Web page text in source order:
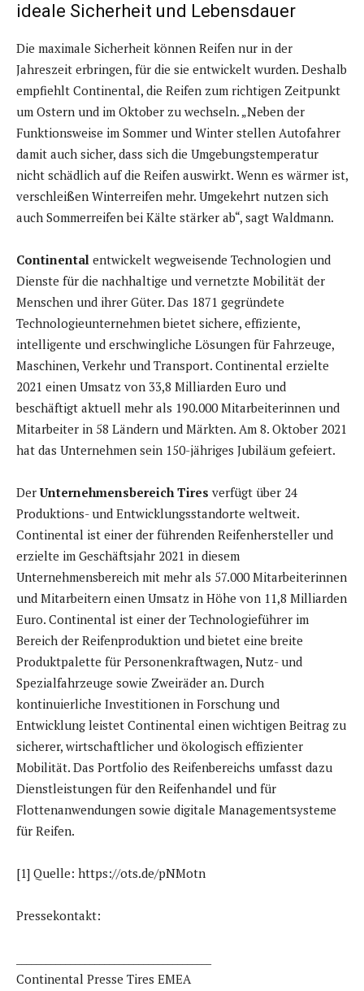
ideale Sicherheit und Lebensdauer
Die maximale Sicherheit können Reifen nur in der
Jahreszeit erbringen, für die sie entwickelt wurden. Deshalb
empfiehlt Continental, die Reifen zum richtigen Zeitpunkt
um Ostern und im Oktober zu wechseln. „Neben der
Funktionsweise im Sommer und Winter stellen Autofahrer
damit auch sicher, dass sich die Umgebungstemperatur
nicht schädlich auf die Reifen auswirkt. Wenn es wärmer ist,
verschleißen Winterreifen mehr. Umgekehrt nutzen sich
auch Sommerreifen bei Kälte stärker ab“, sagt Waldmann.
Continental entwickelt wegweisende Technologien und
Dienste für die nachhaltige und vernetzte Mobilität der
Menschen und ihrer Güter. Das 1871 gegründete
Technologieunternehmen bietet sichere, effiziente,
intelligente und erschwingliche Lösungen für Fahrzeuge,
Maschinen, Verkehr und Transport. Continental erzielte
2021 einen Umsatz von 33,8 Milliarden Euro und
beschäftigt aktuell mehr als 190.000 Mitarbeiterinnen und
Mitarbeiter in 58 Ländern und Märkten. Am 8. Oktober 2021
hat das Unternehmen sein 150-jähriges Jubiläum gefeiert.
DerUnternehmensbereich Tires verfügt über 24
Produktions- und Entwicklungsstandorte weltweit.
Continental ist einer der führenden Reifenhersteller und
erzielte im Geschäftsjahr 2021 in diesem
Unternehmensbereich mit mehr als 57.000 Mitarbeiterinnen
und Mitarbeitern einen Umsatz in Höhe von 11,8 Milliarden
Euro. Continental ist einer der Technologieführer im
Bereich der Reifenproduktion und bietet eine breite
Produktpalette für Personenkraftwagen, Nutz- und
Spezialfahrzeuge sowie Zweiräder an. Durch
kontinuierliche Investitionen in Forschung und
Entwicklung leistet Continental einen wichtigen Beitrag zu
sicherer, wirtschaftlicher und ökologisch effizienter
Mobilität. Das Portfolio des Reifenbereichs umfasst dazu
Dienstleistungen für den Reifenhandel und für
Flottenanwendungen sowie digitale Managementsysteme
für Reifen.
[1] Quelle: https://ots.de/pNMotn
Pressekontakt:
Continental Presse Tires EMEA